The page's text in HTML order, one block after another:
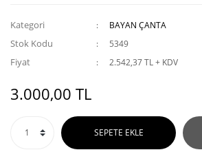
Kategori BAYAN ÇANTA
Stok Kodu 5349
Fiyat 2.542,37 TL + KDV
3.000,00 TL
SEPETE EKLE